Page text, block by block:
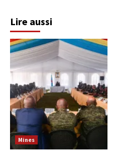
Lire aussi
Mines